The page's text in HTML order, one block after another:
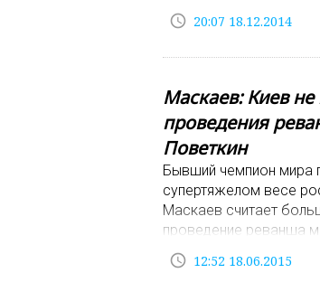
Владимиром Кличко
политизированной
access_time 20:07 18.12.2014
Маскаев: Киев
проведения
Поветкин
Бывший чемпион мира
супертяжелом весе
Маскаев считает
проведение реванша
Александром
титулов чемпиона мир
access_time 12:52 18.06.2015